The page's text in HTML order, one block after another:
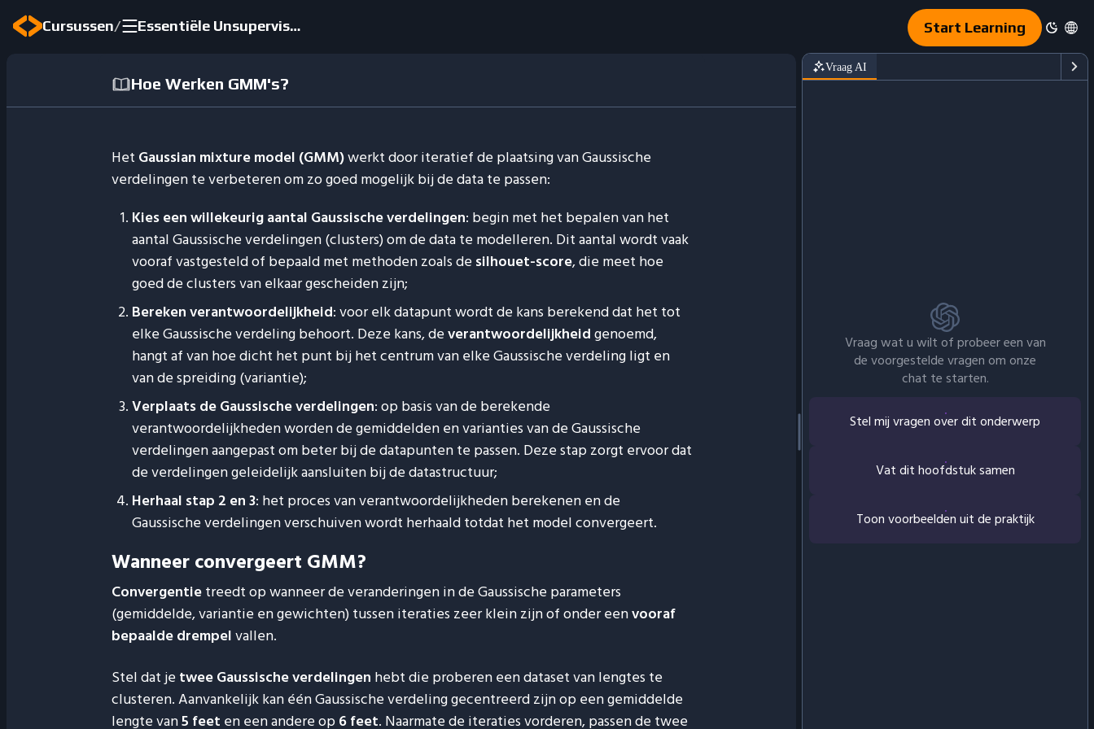
Cursussen/ Essentiële Unsupervised Learning Start Learning
Hoe Werken GMM's?
Het Gaussian mixture model (GMM)werkt door iteratief de plaatsing van Gaussische
verdelingen te verbeteren om zo goed mogelijk bij de data te passen:
Kies een willekeurig aantal Gaussische verdelingen: begin met het bepalen van het
aantal Gaussische verdelingen (clusters) om de data te modelleren. Dit aantal wordt vaak
vooraf vastgesteld of bepaald met methoden zoals de silhouet-score, die meet hoe
goed de clusters van elkaar gescheiden zijn;
Bereken verantwoordelijkheid: voor elk datapunt wordt de kans berekend dat het tot
elke Gaussische verdeling behoort. Deze kans, deverantwoordelijkheidgenoemd,
hangt af van hoe dicht het punt bij het centrum van elke Gaussische verdeling ligt en
van de spreiding (variantie);
Verplaats de Gaussische verdelingen: op basis van de berekende
verantwoordelijkheden worden de gemiddelden en varianties van de Gaussische
verdelingen aangepast om beter bij de datapunten te passen. Deze stap zorgt ervoor dat
de verdelingen geleidelijk aansluiten bij de datastructuur;
Herhaal stap 2 en 3: het proces van verantwoordelijkheden berekenen en de
Gaussische verdelingen verschuiven wordt herhaald totdat het model convergeert.
Wanneer convergeert GMM?
Convergentietreedt op wanneer de veranderingen in de Gaussische parameters
(gemiddelde, variantie en gewichten) tussen iteraties zeer klein zijn of onder eenvooraf
bepaalde drempelvallen.
Stel dat je twee Gaussische verdelingen hebt die proberen een dataset van lengtes te
clusteren. Aanvankelijk kan één Gaussische verdeling gecentreerd zijn op een gemiddelde
lengte van5 feet en een andere op6 feet. Naarmate de iteraties vorderen, passen de twee
Vraag AI
Vraag wat u wilt of probeer een van
de voorgestelde vragen om onze
chat te starten.
Stel mij vragen over dit onderwerp
Vat dit hoofdstuk samen
Toon voorbeelden uit de praktijk